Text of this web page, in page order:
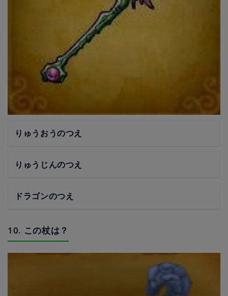
りゅうおうのつえ
りゅうじんのつえ
ドラゴンのつえ
10. この杖は？